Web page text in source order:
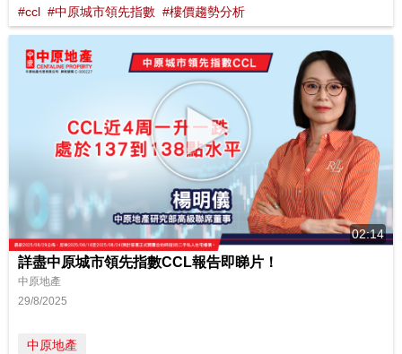
#ccl #中原城市領先指數 #樓價趨勢分析
02:14
詳盡中原城市領先指數CCL報告即睇片！
中原地產
29/8/2025
中原地產